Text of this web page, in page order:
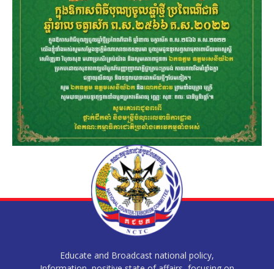
Educate and Broadcast national policy,